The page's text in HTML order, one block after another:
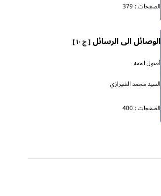
الصفحات : 379
الوصائل الى الرسائل[ ج ١٠ ]
أصول الفقه
السيد محمد الشيرازي
الصفحات : 400